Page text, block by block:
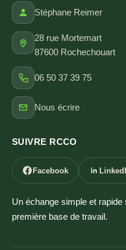
Stéphane Reimer
28 rue Mortemart
87600 Rochechouart
06 50 37 39 75
Nous écrire
SUIVRE RCCO
Facebook
Un échange simple et
première base de travail.